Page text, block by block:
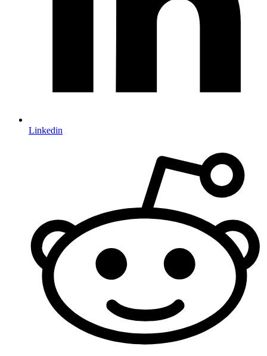
Linkedin